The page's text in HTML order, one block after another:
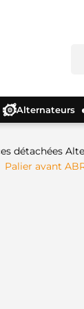
Alternateurs
détachées
Palier avant